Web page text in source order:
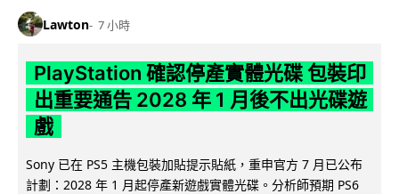
Lawton 7 小時
PlayStation 確認停產實體光碟 包裝印
出重要通告 2028 年 1 月後不出光碟遊
戲
Sony 已在 PS5 主機包裝加貼提示貼紙，重申官方 7 月已公布
計劃：2028 年 1 月起停產新遊戲實體光碟。分析師預期 PS6